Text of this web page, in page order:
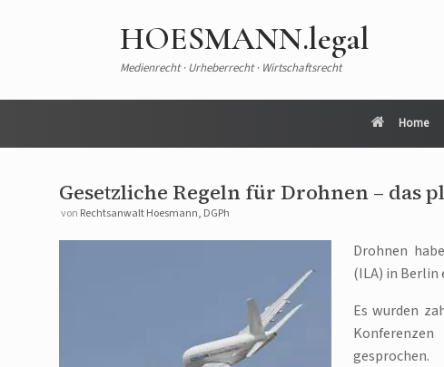
HOESMANN.legal
Medienrecht · Urheberrecht · Wirtschaftsrecht
Home
Gesetzliche Regeln für Drohnen – das
von Rechtsanwalt Hoesmann, DGPh
Drohnen
(ILA) in
Es wurden
gesprochen.